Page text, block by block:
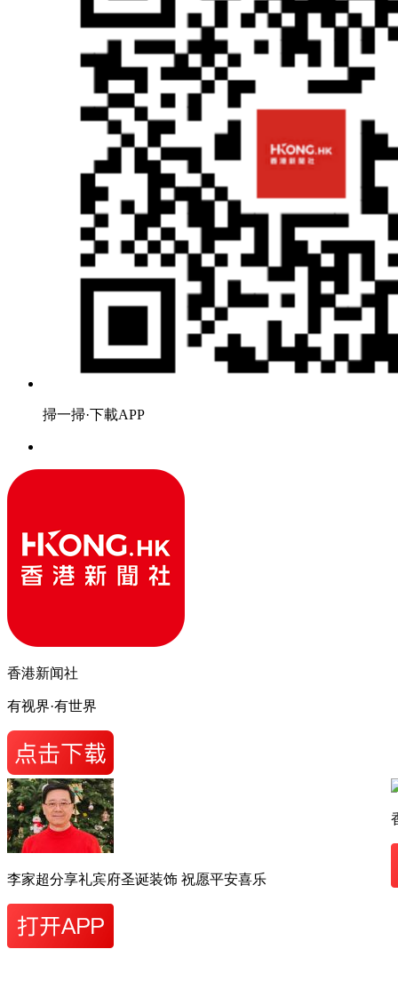
掃一掃·下載APP
香港新闻社
有视界·有世界
李家超分享礼宾府圣诞装饰 祝愿平安喜乐